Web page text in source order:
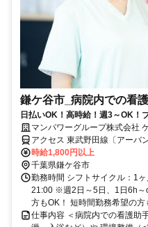
鎌ケ谷市_病院内での看
日払いOK！高時給！週3～OK！
ミドル世代も多数活躍中♪
マンパワーグループ株式会社
アクセス 東武野田線〔アーバ
分、京成松戸線 初富徒歩約20
バイク通勤OK（派遣先による）
時給1,800円以上
千葉県鎌ケ谷市
勤務時間 シフトサイクル：1
21:00 ※週2日～5日、1日6h～
方もOK！ 短時間勤務希望の
仕事内容 ＜病院内での看護助